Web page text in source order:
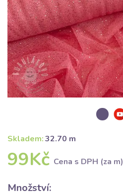
Skladem:32.70 m
99Kč Cena s DPH (za m)
Množství: